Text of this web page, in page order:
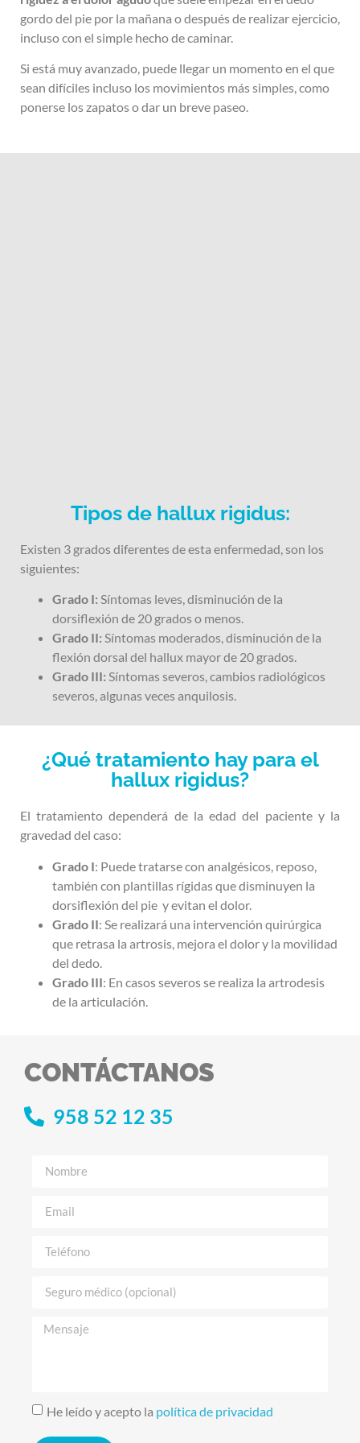
gordo del pie por la mañana o después de realizar ejercicio,
incluso con el simple hecho de caminar.
Si está muy avanzado, puede llegar un momento en el que
sean difíciles incluso los movimientos más simples, como
ponerse los zapatos o dar un breve paseo.
Tipos de hallux rigidus:
Existen 3 grados diferentes de esta enfermedad, son los
siguientes:
Grado I: Síntomas leves, disminución de la
dorsiflexión de 20 grados o menos.
Grado II: Síntomas moderados, disminución de la
flexión dorsal del hallux mayor de 20 grados.
Grado III: Síntomas severos, cambios radiológicos
severos, algunas veces anquilosis.
¿Qué tratamiento hay para el
hallux rigidus?
El tratamiento dependerá de la edad del paciente y la
gravedad del caso:
Grado I: Puede tratarse con analgésicos, reposo,
también con plantillas rígidas que disminuyen la
dorsiflexión del pie y evitan el dolor.
Grado II: Se realizará una intervención quirúrgica
que retrasa la artrosis, mejora el dolor y la movilidad
del dedo.
Grado III: En casos severos se realiza la artrodesis
de la articulación.
CONTÁCTANOS
958 52 12 35
He leído y acepto la política de privacidad